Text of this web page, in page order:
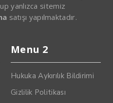
yanlızca sitemiz
satışı yapılmaktadır.
Menu 2
Hukuka Aykırılık Bildirimi
Gizlilik Politikası